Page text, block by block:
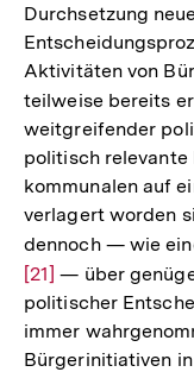
Durchsetzung
Aktivitäten von
teilweise bereits
weitgreifender
politisch relevante
kommunalen auf
verlagert worden
dennoch — wie
[21] — über
politischer
immer
Bürgerinitiativen